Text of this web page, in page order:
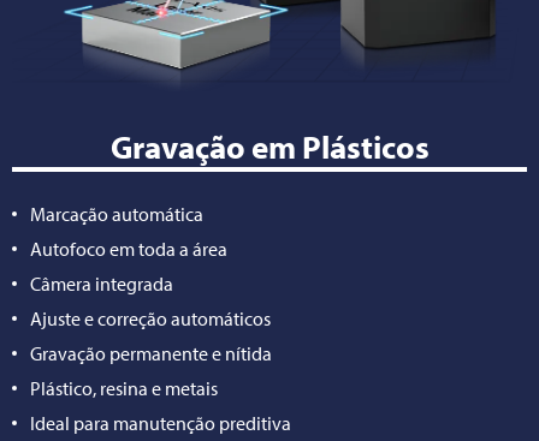
Gravação em Plásticos
Marcação automática
Autofoco em toda a área
Câmera integrada
Ajuste e correção automáticos
Gravação permanente e nítida
Plástico, resina e metais
Ideal para manutenção preditiva